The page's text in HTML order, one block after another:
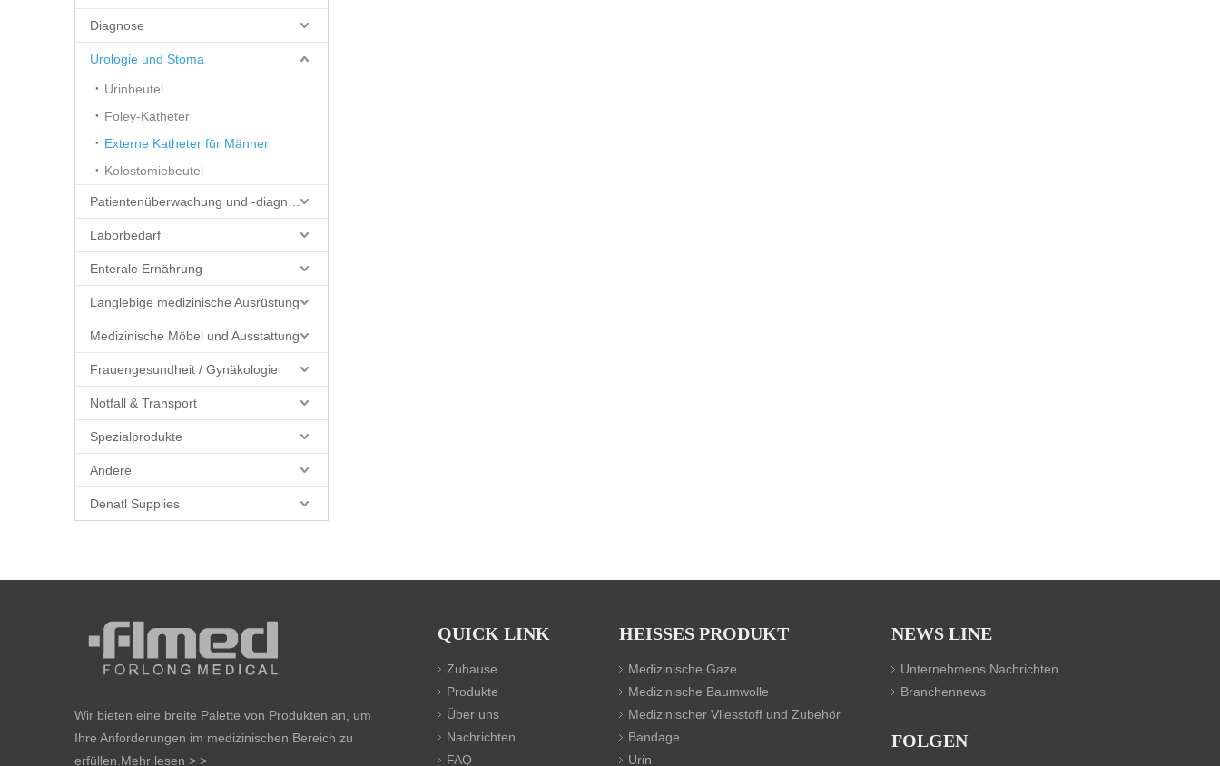
Diagnose
Urologie und Stoma
Urinbeutel
Foley-Katheter
Externe Katheter für Männer
Kolostomiebeutel
Laborbedarf
Enterale Ernährung
Langlebige medizinische Ausrüstung
Medizinische Möbel und Ausstattung
Frauengesundheit / Gynäkologie
Notfall & Transport
Spezialprodukte
Andere
Denatl Supplies
Wir bieten eine breite Palette von Produkten an, um
Ihre Anforderungen im medizinischen Bereich zu
erfüllen. Mehr lesen > >
QUICK LINK
Zuhause
Produkte
Über uns
Nachrichten
FAQ
HEISSES PRODUKT
Medizinische Gaze
Medizinische Baumwolle
Medizinischer Vliesstoff und Zubehör
Bandage
Urin
NEWS LINE
Unternehmens Nachrichten
Branchennews
FOLGEN